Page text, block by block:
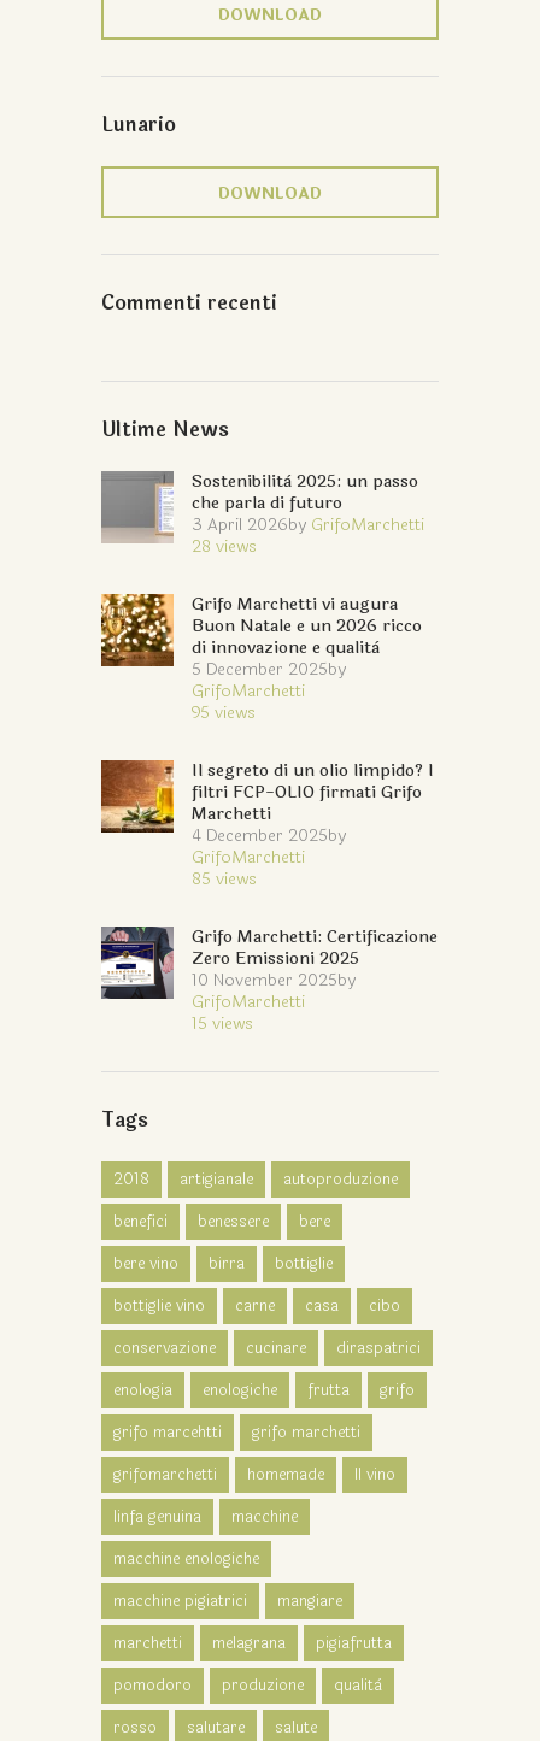
DOWNLOAD
Lunario
DOWNLOAD
Commenti recenti
Ultime News
Sostenibilità 2025: un passo
che parla di futuro
3 April 2026by GrifoMarchetti
28 views
Grifo Marchetti vi augura
Buon Natale e un 2026 ricco
di innovazione e qualità
5 December 2025by
GrifoMarchetti
95 views
Il segreto di un olio limpido? I
filtri FCP-OLIO firmati Grifo
Marchetti
4 December 2025by
GrifoMarchetti
85 views
Grifo Marchetti: Certificazione
Zero Emissioni 2025
10 November 2025by
GrifoMarchetti
15 views
Tags
2018 artigianale
autoproduzione
benefici
benessere
bere
bere vino
birra
bottiglie
bottiglie vino
carne casa
cibo
conservazione
cucinare
diraspatrici
enologia
enologiche frutta
grifo
grifo marcehtti
grifo marchetti
grifomarchetti
homemade
Il vino
linfa genuina
macchine
macchine enologiche
macchine pigiatrici
mangiare
marchetti
melagrana
pigiafrutta
pomodoro
produzione
qualità
rosso
salutare
salute